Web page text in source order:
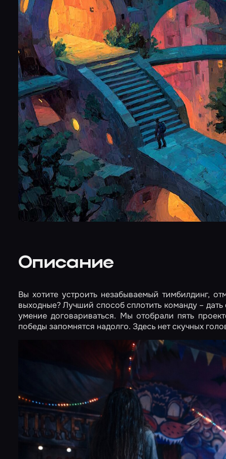
Описание
Вы хотите устроить незабываемый тимбилдинг,
выходные? Лучший способ сплотить команду –
умение договариваться. Мы отобрали пять
победы запомнятся надолго. Здесь нет скучных